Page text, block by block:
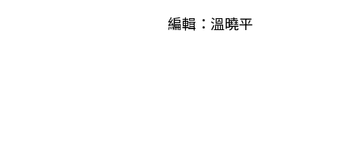
編輯：溫曉平